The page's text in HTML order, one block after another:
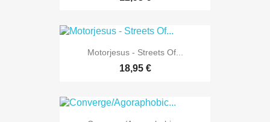
Motorjesus - Streets Of...
18,95 €